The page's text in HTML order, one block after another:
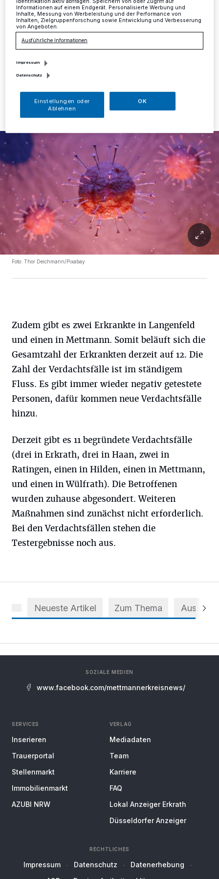
Die aktuelle Lage im Kreis Mettmann stellt sich wie folgt
dar: Es sind vier neue Erkrankte zu vermelden. Zu den
acht Erkrankten in Erkrath kommt ein weiterer hinzu.
Foto: Thor Deichmann/Pixabay
Zudem gibt es zwei Erkrankte in Langenfeld
und einen in Mettmann. Somit beläuft sich die
Gesamtzahl der Erkrankten derzeit auf 12. Die
Zahl der Verdachtsfälle ist im ständigem
Fluss. Es gibt immer wieder negativ getestete
Personen, dafür kommen neue Verdachtsfälle
hinzu.
Derzeit gibt es 11 begründete Verdachtsfälle
(drei in Erkrath, drei in Haan, zwei in
Ratingen, einen in Hilden, einen in Mettmann,
und einen in Wülfrath). Die Betroffenen
wurden zuhause abgesondert. Weiteren
Maßnahmen sind zunächst nicht erforderlich.
Bei den Verdachtsfällen stehen die
Testergebnisse noch aus.
Neueste Artikel Zum Thema Aus dem
SOZIALE MEDIEN
www.facebook.com/mettmannerkreisnews/
SERVICES
Inserieren
Trauerportal
Stellenmarkt
Immobilienmarkt
AZUBI NRW
VERLAG
Mediadaten
Team
Karriere
FAQ
Lokal Anzeiger Erkrath
Düsseldorfer Anzeiger
RECHTLICHES
Impressum Datenschutz
Datenerhebung
Informationen auf einem Endgerät. Personalisierte Werbung und
Inhalte, Messung von Werbeleistung und der Performance von
Inhalten, Zielgruppenforschung sowie Entwicklung und Verbesserung
von Angeboten.
Ausführliche Informationen
Impressum
Datenschutz
Einstellungen oder
Ablehnen
OK